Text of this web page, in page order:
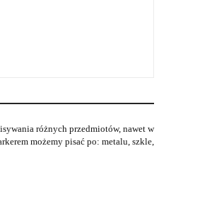
różnych przedmiotów, nawet w
możemy pisać po: metalu, szkle,